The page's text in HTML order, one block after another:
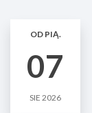
OD PIĄ.
07
SIE 2026